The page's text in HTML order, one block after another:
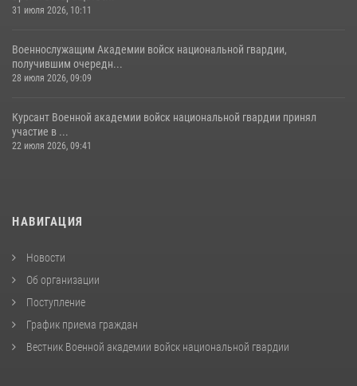
31 июля 2026, 10:11
Военнослужащим Академии войск национальной гвардии,
получившим очередн...
28 июля 2026, 09:09
Курсант Военной академии войск национальной гвардии принял
участие в ...
22 июля 2026, 09:41
НАВИГАЦИЯ
Новости
Об организации
Поступление
График приема граждан
Вестник Военной академии войск национальной гвардии